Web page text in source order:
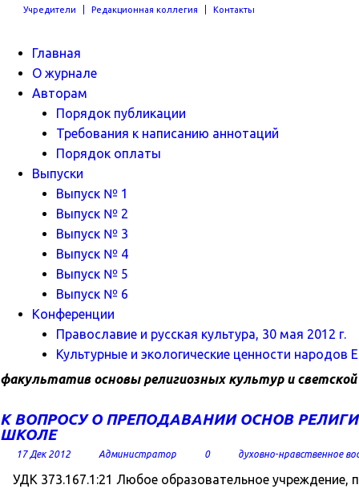
Учредители Редакционная коллегия Контакты
Главная
О журнале
Авторам
Порядок публикации
Требования к написанию аннотаций
Порядок оплаты
Выпуски
Выпуск № 1
Выпуск № 2
Выпуск № 3
Выпуск № 4
Выпуск № 5
Выпуск № 6
Конференции
Православие и русская культура, 30 мая 2012 г.
Культурные и экологические ценности народов
факультатив основы религиозных культур и
К ВОПРОСУ О ПРЕПОДАВАНИИ ОСНОВ
ШКОЛЕ
17 Дек 2012 Администратор 0 духовно-нравственное
УДК 373.167.1:21 Любое образовательное учреждение,